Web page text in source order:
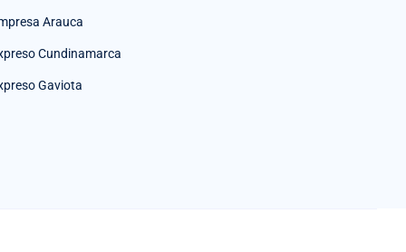
Arauca
Cundinamarca
Gaviota